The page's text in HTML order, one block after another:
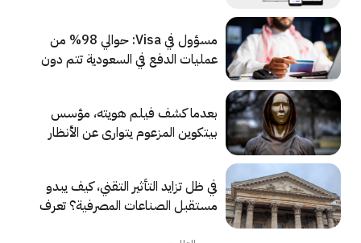
مسؤول في Visa: حوالي 98% من
عمليات الدفع في السعودية تتم دون
بعدما كشف فيلم هويته، مؤسس
بيتكوين المزعوم يتوارى عن الأنظار
في ظل تزايد التأثير التقني، كيف يبدو
مستقبل الصناعات المصرفية؟ تعرف